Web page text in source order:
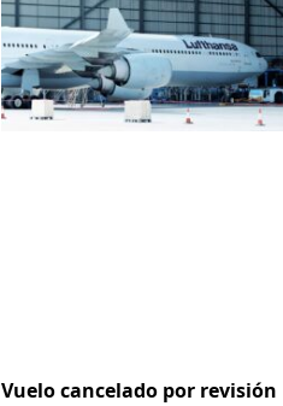
Vuelo cancelado por revisión